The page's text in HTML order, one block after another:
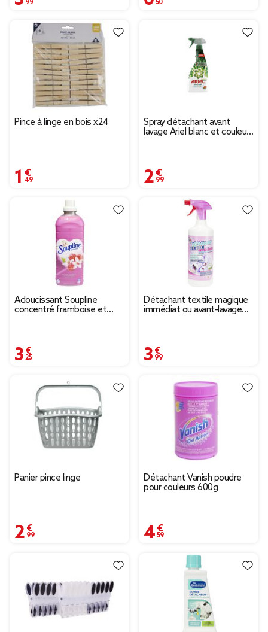
Pince à linge en bois x24
1,49 €
Spray détachant avant
lavage Ariel blanc et couleur
2,99 €
Adoucissant Soupline
concentré framboise et
3,25 €
Détachant textile magique
immédiat ou avant-lavage
3,99 €
Panier pince linge
2,99 €
Détachant Vanish poudre
pour couleurs 600g
4,59 €